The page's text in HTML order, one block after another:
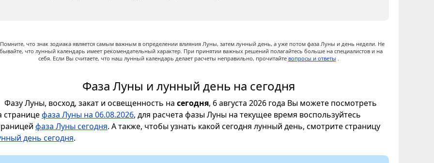
Помните, что знак зодиака является самым важным в определении влияния Луны, затем лунный день, а уже потом фаза Луны и день недели. Не
что лунный календарь имеет рекомендательный характер. При принятии важных решений полагайтесь больше на специалистов и на
себя. Если Вы считаете, что наш лунный календарь делает расчеты неправильно, прочитайте вопросы и ответы .
Фаза Луны и лунный день на сегодня
Фазу Луны, восход, закат и освещенность на сегодня, 6 августа 2026 года Вы можете посмотреть
страницефаза Луны на 06.08.2026, для расчета фазы Луны на текущее время воспользуйтесь
фаза Луны сегодня. А также, чтобы узнать какой сегодня лунный день, смотрите страницу
день сегодня.